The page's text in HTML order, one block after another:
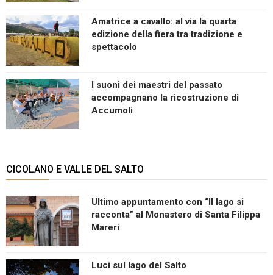
Amatrice a cavallo: al via la quarta
edizione della fiera tra tradizione e
spettacolo
I suoni dei maestri del passato
accompagnano la ricostruzione di
Accumoli
CICOLANO E VALLE DEL SALTO
Ultimo appuntamento con “Il lago si
racconta” al Monastero di Santa Filippa
Mareri
Luci sul lago del Salto